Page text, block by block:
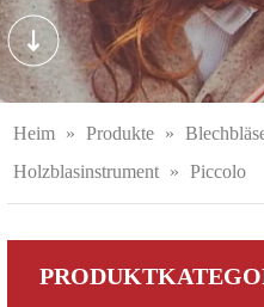
Heim » Produkte »
Holzblasinstrument » Piccolo